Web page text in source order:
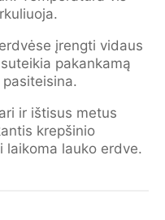
įrengti vidaus
pakankamą
ir ištisus metus
krepšinio
lauko erdve.